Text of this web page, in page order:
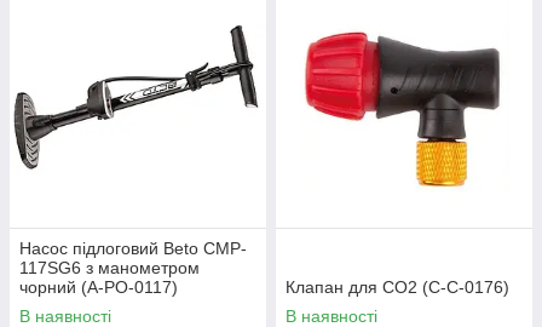
Насос підлоговий Beto CMP-
117SG6 з манометром
чорний (A-PO-0117)
В наявності
Клапан для CO2 (C-C-0176)
В наявності